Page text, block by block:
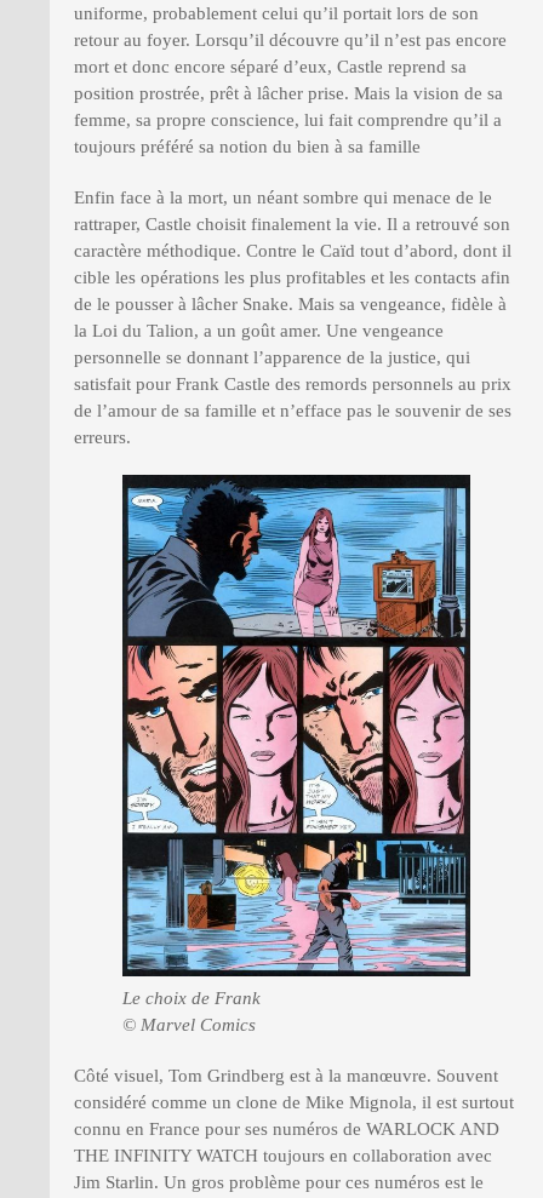
uniforme, probablement celui qu’il portait lors de son
retour au foyer. Lorsqu’il découvre qu’il n’est pas encore
mort et donc encore séparé d’eux, Castle reprend sa
position prostrée, prêt à lâcher prise. Mais la vision de sa
femme, sa propre conscience, lui fait comprendre qu’il a
toujours préféré sa notion du bien à sa famille
Enfin face à la mort, un néant sombre qui menace de le
rattraper, Castle choisit finalement la vie. Il a retrouvé son
caractère méthodique. Contre le Caïd tout d’abord, dont il
cible les opérations les plus profitables et les contacts afin
de le pousser à lâcher Snake. Mais sa vengeance, fidèle à
la Loi du Talion, a un goût amer. Une vengeance
personnelle se donnant l’apparence de la justice, qui
satisfait pour Frank Castle des remords personnels au prix
de l’amour de sa famille et n’efface pas le souvenir de ses
erreurs.
Le choix de Frank
© Marvel Comics
Côté visuel, Tom Grindberg est à la manœuvre. Souvent
considéré comme un clone de Mike Mignola, il est surtout
connu en France pour ses numéros de WARLOCK AND
THE INFINITY WATCH toujours en collaboration avec
Jim Starlin. Un gros problème pour ces numéros est le